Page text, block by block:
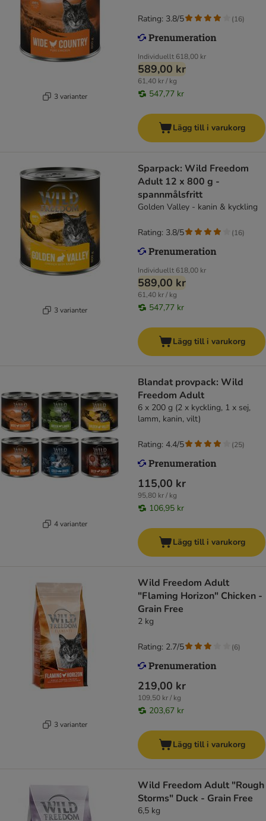
3 varianter
Individuellt 618,00 kr
589,00 kr
61,40 kr / kg
547,77 kr
Rating: 3.8/5 (16)
Lägg till i varukorg
3 varianter
Sparpack: Wild Freedom
Adult 12 x 800 g -
spannmålsfritt
Golden Valley - kanin & kyckling
Individuellt 618,00 kr
589,00 kr
61,40 kr / kg
547,77 kr
Rating: 3.8/5 (16)
Lägg till i varukorg
4 varianter
Blandat provpack: Wild
Freedom Adult
6 x 200 g (2 x kyckling, 1 x sej,
lamm, kanin, vilt)
115,00 kr
95,80 kr / kg
106,95 kr
Rating: 4.4/5 (25)
Lägg till i varukorg
3 varianter
Wild Freedom Adult
"Flaming Horizon" Chicken -
Grain Free
2 kg
219,00 kr
109,50 kr / kg
203,67 kr
Rating: 2.7/5 (6)
Lägg till i varukorg
Wild Freedom Adult "Rough
Storms" Duck - Grain Free
6,5 kg